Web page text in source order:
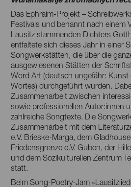
Das Ephraim-Projekt –
Festivals und benannt nach einem
Lausitz stammenden Dichters
entfaltete sich dieses Jahr in einer
Songwerkstätten, die über die
ausgewiesenen Stätten der
Word Art (deutsch ungefähr: Kunst
Wortes) durchgeführt wurden.
Zusammenarbeit zwischen
sowie professionellen Autor:innen
zahlreiche Songtexte. Die
Zusammenarbeit mit dem
e.V. Brieske-Marga, dem
Friedensgrenze e.V. Guben, der
und dem Sozikulturellen Zentrum
statt.
Beim Song-Poetry-Jam